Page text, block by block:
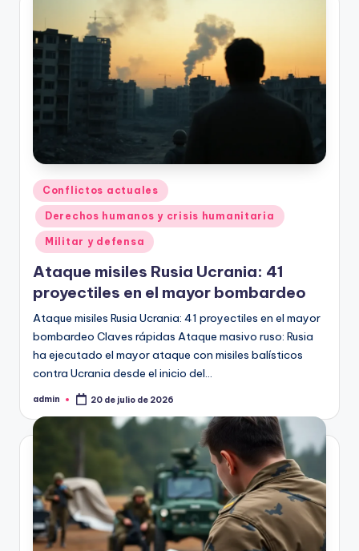
Publicado
en
Conflictos actuales
Derechos humanos y crisis humanitaria
Militar y defensa
Ataque misiles Rusia Ucrania: 41
proyectiles en el mayor bombardeo
Ataque misiles Rusia Ucrania: 41 proyectiles en el mayor
bombardeo Claves rápidas Ataque masivo ruso: Rusia
ha ejecutado el mayor ataque con misiles balísticos
contra Ucrania desde el inicio del…
Publicado
admin 20 de julio de 2026